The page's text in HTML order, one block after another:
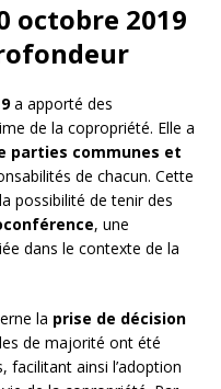
octobre 2019
a apporté des
de la copropriété. Elle a
parties communes et
de chacun. Cette
possibilité de tenir des
, une
dans le contexte de la
la prise de décision
de majorité ont été
facilitant ainsi l’adoption